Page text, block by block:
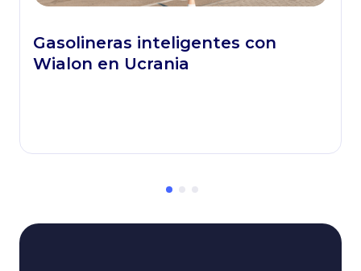
Gasolineras inteligentes con
Wialon en Ucrania